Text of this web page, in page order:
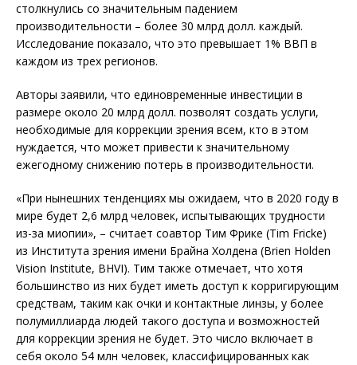
столкнулись со значительным падением
производительности – более 30 млрд долл. каждый.
Исследование показало, что это превышает 1% ВВП в
каждом из трех регионов.
Авторы заявили, что единовременные инвестиции в
размере около 20 млрд долл. позволят создать услуги,
необходимые для коррекции зрения всем, кто в этом
нуждается, что может привести к значительному
ежегодному снижению потерь в производительности.
«При нынешних тенденциях мы ожидаем, что в 2020 году в
мире будет 2,6 млрд человек, испытывающих трудности
из-за миопии», – считает соавтор Тим Фрике (Tim Fricke)
из Института зрения имени Брайна Холдена (Brien Holden
Vision Institute, BHVI). Тим также отмечает, что хотя
большинство из них будет иметь доступ к корригирующим
средствам, таким как очки и контактные линзы, у более
полумиллиарда людей такого доступа и возможностей
для коррекции зрения не будет. Это число включает в
себя около 54 млн человек, классифицированных как